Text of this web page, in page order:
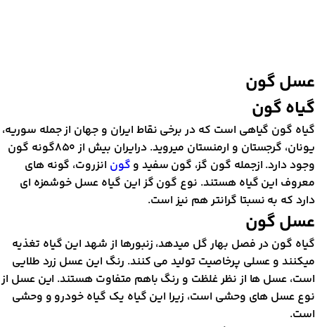
گون
گون
گون گیاهی است که در برخی نقاط ایران و جهان از جمله سوریه،
یونان، گرجستان و ارمنستان میروید. درایران بیش از 850گونه گون
دارد. ازجمله گون گز، گون سفید وگونانزروت، گونه های
این گیاه هستند. نوع گون گز این گیاه عسل خوشمزه ای
که به نسبتا گرانتر هم نیز است.
گون
گون در فصل بهار گل میدهد، زنبورها از شهد این گیاه تغذیه
و عسلی پرخاصیت تولید می کنند. رنگ این عسل زرد طلایی
عسل ها از نظر غلظت و رنگ باهم متفاوت هستند. این عسل از
عسل های وحشی است، زیرا این گیاه یک گیاه خودرو و وحشی